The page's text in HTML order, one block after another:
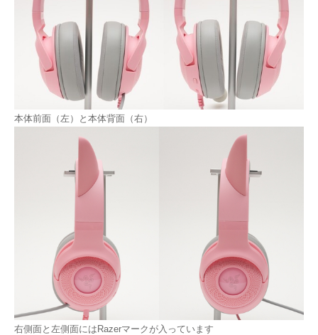
本体前面（左）と本体背面（右）
右側面と左側面にはRazerマークが入っています